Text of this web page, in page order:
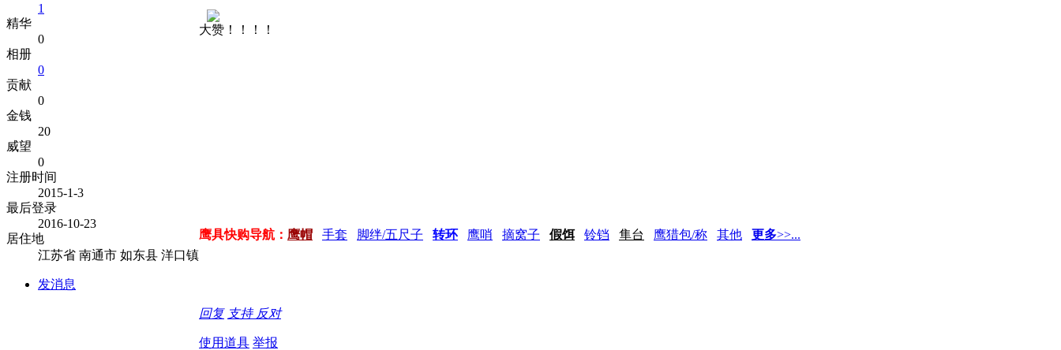
1
精华
0
相册
0
贡献
0
金钱
20
威望
0
注册时间
2015-1-3
最后登录
2016-10-23
居住地
江苏省 南通市 如东县 洋口镇
发消息
大赞！！！！
鹰具快购导航： 鹰帽 手套 脚绊/五尺子 转环 鹰哨 摘窝子 假饵 铃铛 隼台 鹰猎包/称 其他 更多>>...
回复 支持 反对
使用道具 举报